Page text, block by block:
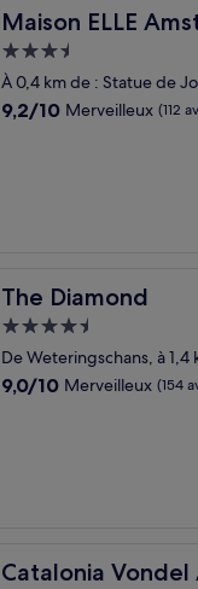
Maison ELLE
Maison ELLE
Hébergement
3.5 étoiles
À 0,4 km de : Statue de
9.2
9,2/10 Merveilleux (112
The Diamond
The Diamond
Hébergement
4.5 étoiles
De Weteringschans, à
9.0
9,0/10 Merveilleux (154
Catalonia
Catalonia Vondel